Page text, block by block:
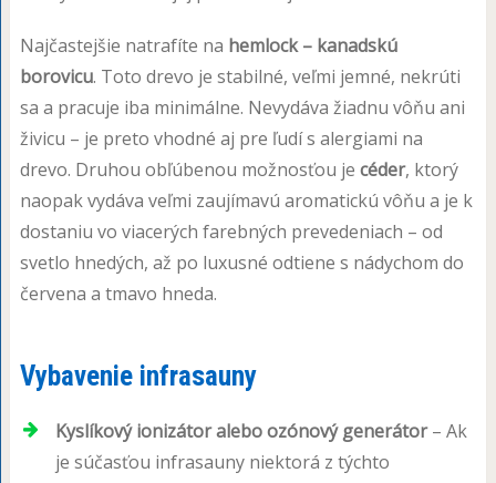
Najčastejšie natrafíte na hemlock – kanadskú
borovicu. Toto drevo je stabilné, veľmi jemné, nekrúti
sa a pracuje iba minimálne. Nevydáva žiadnu vôňu ani
živicu – je preto vhodné aj pre ľudí s alergiami na
drevo. Druhou obľúbenou možnosťou je céder, ktorý
naopak vydáva veľmi zaujímavú aromatickú vôňu a je k
dostaniu vo viacerých farebných prevedeniach – od
svetlo hnedých, až po luxusné odtiene s nádychom do
červena a tmavo hneda.
Vybavenie infrasauny
Kyslíkový ionizátor alebo ozónový generátor– Ak
je súčasťou infrasauny niektorá z týchto